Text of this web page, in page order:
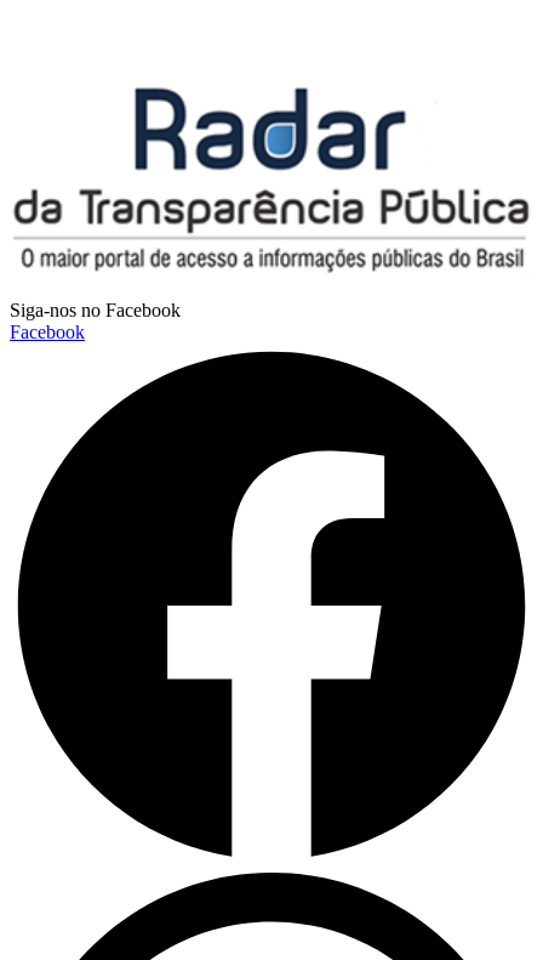
Siga-nos no Facebook
Facebook